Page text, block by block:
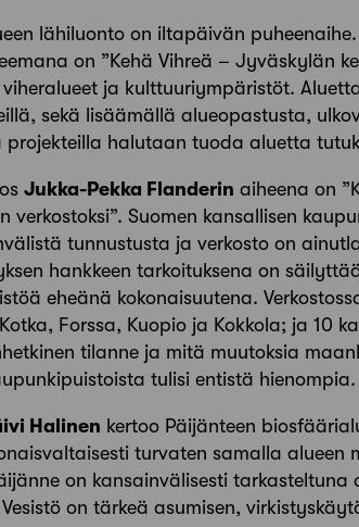
lähiluonto on iltapäivän
on ”Kehä Vihreä – Jyväskylän
ja kulttuuriympäristöt.
sekä lisäämällä alueopastusta,
projekteilla halutaan tuoda aluetta
Jukka-Pekka Flanderin aiheena on
verkostoksi”. Suomen kansallisen
tunnustusta ja verkosto on
hankkeen tarkoituksena on
eheänä kokonaisuutena.
Forssa, Kuopio ja Kokkola; ja 10
tilanne ja mitä muutoksia
tulisi entistä hienompia.
Halinen kertoo Päijänteen
turvaten samalla
on kansainvälisesti tarkasteltuna
on tärkeä asumisen,